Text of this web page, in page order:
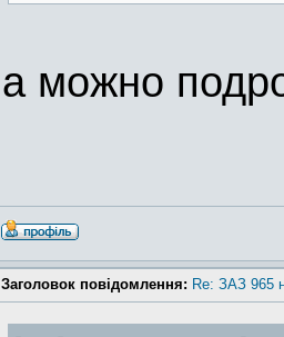
а можно
Заголовок повідомлення: Re: ЗАЗ 965